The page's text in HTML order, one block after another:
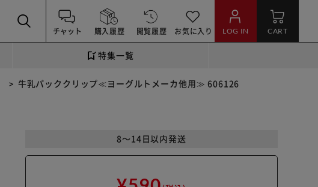
チャット 購入履歴 閲覧履歴 お気に入り LOG IN CART
特集一覧
牛乳パッククリップ≪ヨーグルトメーカ他用≫ 606126
8～14日以内発送